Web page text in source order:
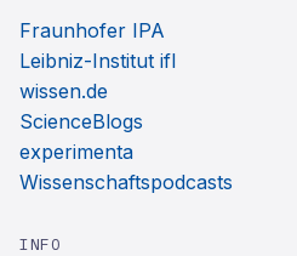
Fraunhofer IPA
Leibniz-Institut ifl
wissen.de
ScienceBlogs
experimenta
Wissenschaftspodcasts
INFO